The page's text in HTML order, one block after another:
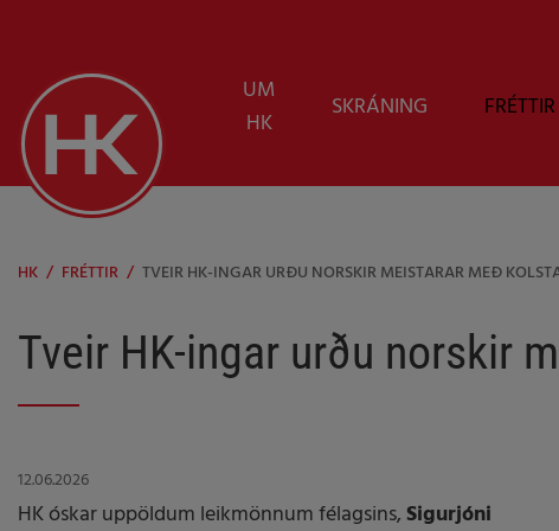
UM
HK
SKRÁNING FRÉTTIR
HK / FRÉTTIR / TVEIR HK-INGAR URÐU NORSKIR MEISTARAR MEÐ
Tveir HK-ingar urðu norskir
12.06.2026
HK óskar uppöldum leikmönnum félagsins,Sigurjóni